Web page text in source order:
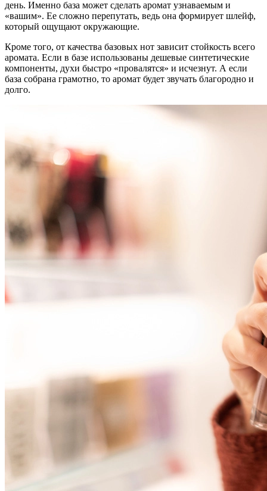
день. Именно база может сделать аромат узнаваемым и
«вашим». Ее сложно перепутать, ведь она формирует шлейф,
который ощущают окружающие.
Кроме того, от качества базовых нот зависит стойкость всего
аромата. Если в базе использованы дешевые синтетические
компоненты, духи быстро «провалятся» и исчезнут. А если
база собрана грамотно, то аромат будет звучать благородно и
долго.